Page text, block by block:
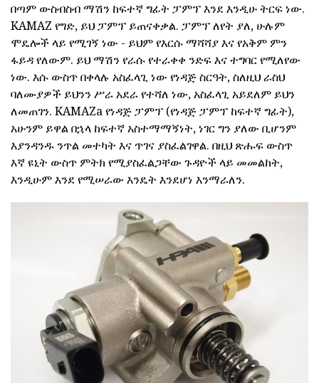
በጣም ውስብስብ ማሽን ከፍተኛ ግፊት ፓምፕ እንደ እንዲሁ ትርፍ ነው.
KAMAZ የግድ, ይህ ፓምፕ ይጠናቀቃል. ፓምፕ ለየት ያለ, ሁሉም
ሞዴሎች ላይ የሚገኝ ነው - ይህም የእርሱ ማሻሻያ እና የአቅም ምን
ፋይዳ የለውም. ይህ ማሽን የራሱ የተራቀቀ ንድፍ እና ተግባር የሚለየው
ነው. እሱ ውስጥ በቀላሉ አስፈላጊ ነው የነዳጅ ስርዓት, ስለዚህ ራስህ
ባለሙያዎች ይህንን ሥራ አደራ የተሻለ ነው, አስፈላጊ አይደለም ይህን
ለመጠገን. KAMAZa የነዳጅ ፓምፕ (የነዳጅ ፓምፕ ከፍተኛ ግፊት),
አሁንም ይዋል በኋላ ከፍተኛ አስተማማኝነት, ነገር ግን ያለው ቢሆንም
እያንዳንዱ ንጥል መተካት እና ጥገና ያስፈልገዋል. በዚህ ጽሑፍ ውስጥ
እኛ ዩኒት ውስጥ ምትክ የሚያስፈልጋቸው ጉዳዮች ላይ መመልከት,
እንዲሁም እንደ የሚሠራው እንዴት እንደሆነ እንማራለን.